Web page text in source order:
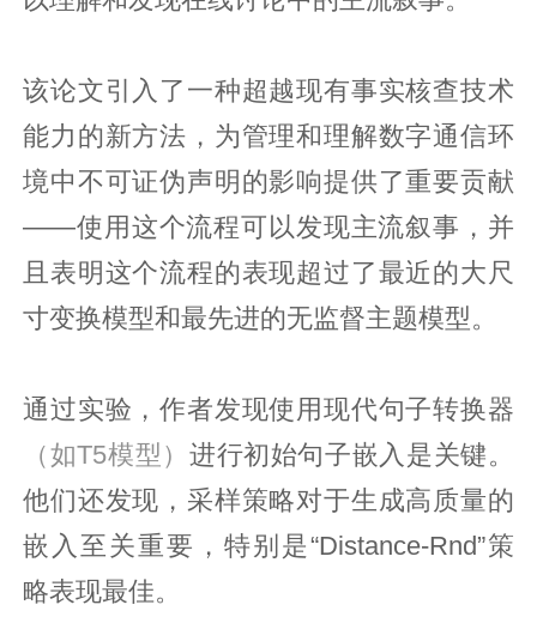
该论文引入了一种超越现有事实核查技术
能力的新方法，为管理和理解数字通信环
境中不可证伪声明的影响提供了重要贡献
——使用这个流程可以发现主流叙事，并
且表明这个流程的表现超过了最近的大尺
寸变换模型和最先进的无监督主题模型。
通过实验，作者发现使用现代句子转换器
（如T5模型） 进行初始句子嵌入是关键。
他们还发现，采样策略对于生成高质量的
嵌入至关重要，特别是“Distance-Rnd”策
略表现最佳。